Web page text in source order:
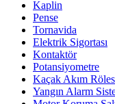
Kaplin
Pense
Tornavida
Elektrik Sigortası
Kontaktör
Potansiyometre
Kaçak Akım
Yangın Alarm